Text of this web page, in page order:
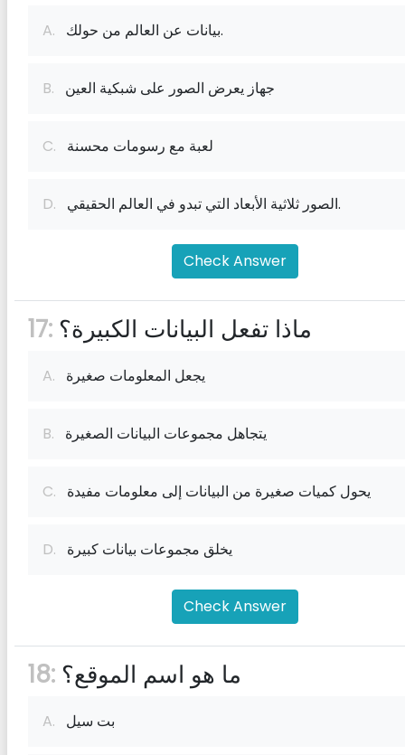
A. بيانات عن العالم من حولك.
B. جهاز يعرض الصور على شبكية العين
C. لعبة مع رسومات محسنة
D. الصور ثلاثية الأبعاد التي تبدو في العالم الحقيقي.
Check Answer
17: ماذا تفعل البيانات الكبيرة؟
A. يجعل المعلومات صغيرة
B. يتجاهل مجموعات البيانات الصغيرة
C. يحول كميات صغيرة من البيانات إلى معلومات مفيدة
D. يخلق مجموعات بيانات كبيرة
Check Answer
18: ما هو اسم الموقع؟
A. بت سيل